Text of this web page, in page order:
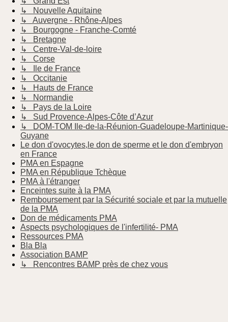
↳ Nouvelle Aquitaine
↳ Auvergne - Rhône-Alpes
↳ Bourgogne - Franche-Comté
↳ Bretagne
↳ Centre-Val-de-loire
↳ Corse
↳ Ile de France
↳ Occitanie
↳ Hauts de France
↳ Normandie
↳ Pays de la Loire
↳ Sud Provence-Alpes-Côte d’Azur
↳ DOM-TOM Ile-de-la-Réunion-Guadeloupe-Martinique-
Guyane
Le don d'ovocytes,le don de sperme et le don d'embryon
en France
PMA en Espagne
PMA en République Tchèque
PMA à l'étranger
Enceintes suite à la PMA
Remboursement par la Sécurité sociale et par la mutuelle
de la PMA
Don de médicaments PMA
Aspects psychologiques de l'infertilité- PMA
Ressources PMA
Bla Bla
Association BAMP
↳ Rencontres BAMP près de chez vous